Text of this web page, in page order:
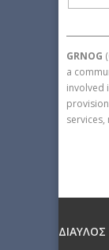
GRNOG
a
involved